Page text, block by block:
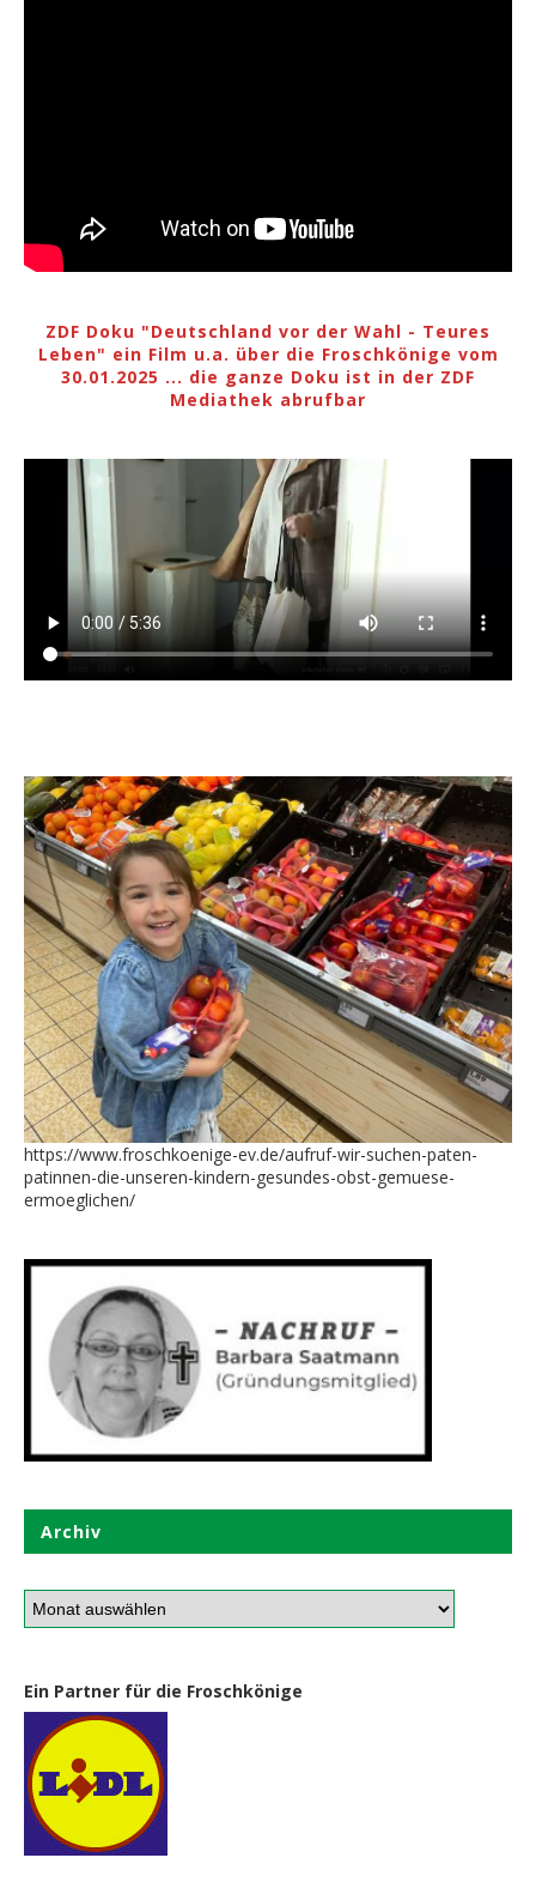
ZDF Doku "Deutschland vor der Wahl - Teures
Leben" ein Film u.a. über die Froschkönige vom
30.01.2025 ... die ganze Doku ist in der ZDF
Mediathek abrufbar
https://www.froschkoenige-ev.de/aufruf-wir-suchen-paten-
patinnen-die-unseren-kindern-gesundes-obst-gemuese-
ermoeglichen/
Archiv
Ein Partner für die Froschkönige